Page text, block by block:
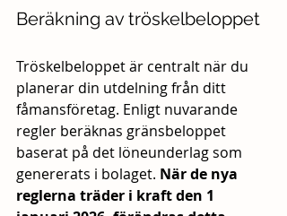
Beräkning av tröskelbeloppet
Tröskelbeloppet är centralt när du
planerar din utdelning från ditt
fåmansföretag. Enligt nuvarande
regler beräknas gränsbeloppet
baserat på det löneunderlag som
genererats i bolaget. När de nya
reglerna träder i kraft den 1